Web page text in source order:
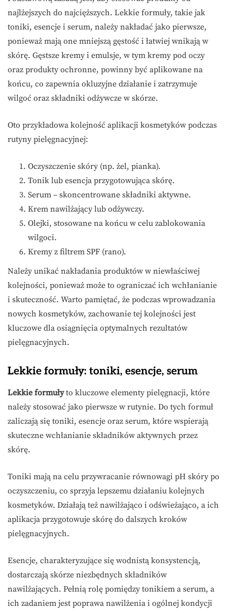
najlżejszych do najcięższych. Lekkie formuły, takie jak
toniki, esencje i serum, należy nakładać jako pierwsze,
ponieważ mają one mniejszą gęstość i łatwiej wnikają w
skórę. Gęstsze kremy i emulsje, w tym kremy pod oczy
oraz produkty ochronne, powinny być aplikowane na
końcu, co zapewnia okluzyjne działanie i zatrzymuje
wilgoć oraz składniki odżywcze w skórze.
Oto przykładowa kolejność aplikacji kosmetyków podczas
rutyny pielęgnacyjnej:
Oczyszczenie skóry (np. żel, pianka).
Tonik lub esencja przygotowująca skórę.
Serum – skoncentrowane składniki aktywne.
Krem nawilżający lub odżywczy.
Olejki, stosowane na końcu w celu zablokowania
wilgoci.
Kremy z filtrem SPF (rano).
Należy unikać nakładania produktów w niewłaściwej
kolejności, ponieważ może to ograniczać ich wchłanianie
i skuteczność. Warto pamiętać, że podczas wprowadzania
nowych kosmetyków, zachowanie tej kolejności jest
kluczowe dla osiągnięcia optymalnych rezultatów
pielęgnacyjnych.
Lekkie formuły: toniki, esencje, serum
Lekkie formułyto kluczowe elementy pielęgnacji, które
należy stosować jako pierwsze w rutynie. Do tych formuł
zaliczają się toniki, esencje oraz serum, które wspierają
skuteczne wchłanianie składników aktywnych przez
skórę.
Toniki mają na celu przywracanie równowagi pH skóry po
oczyszczeniu, co sprzyja lepszemu działaniu kolejnych
kosmetyków. Działają też nawilżająco i odświeżająco, a ich
aplikacja przygotowuje skórę do dalszych kroków
pielęgnacyjnych.
Esencje, charakteryzujące się wodnistą konsystencją,
dostarczają skórze niezbędnych składników
nawilżających. Pełnią rolę pomiędzy tonikiem a serum, a
ich zadaniem jest poprawa nawilżenia i ogólnej kondycji